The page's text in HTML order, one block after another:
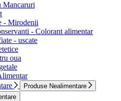
Mancaruri
- Mirodenii
- Colorant alimentar
- uscate
oua
Produse Nealimentare